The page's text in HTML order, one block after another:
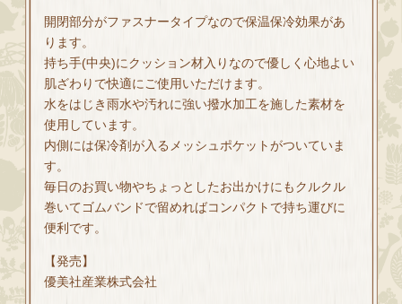
開閉部分がファスナータイプなので保温保冷効果があ
ります。
持ち手(中央)にクッション材入りなので優しく心地よい
肌ざわりで快適にご使用いただけます。
水をはじき雨水や汚れに強い撥水加工を施した素材を
使用しています。
内側には保冷剤が入るメッシュポケットがついていま
す。
毎日のお買い物やちょっとしたお出かけにもクルクル
巻いてゴムバンドで留めればコンパクトで持ち運びに
便利です。
【発売】
優美社産業株式会社